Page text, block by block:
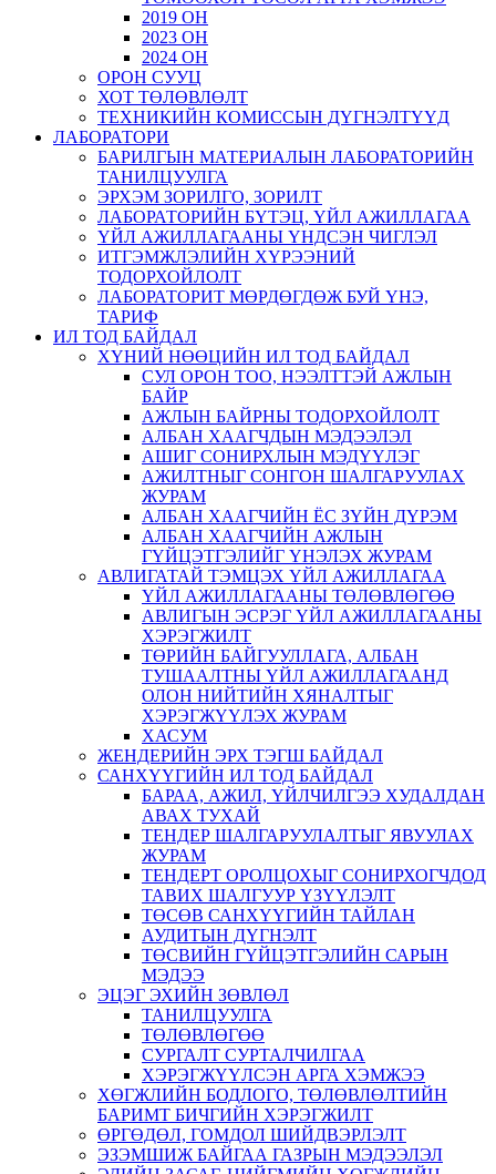
2019 ОН
2023 ОН
2024 ОН
ОРОН СУУЦ
ХОТ ТӨЛӨВЛӨЛТ
ТЕХНИКИЙН КОМИССЫН ДҮГНЭЛТҮҮД
ЛАБОРАТОРИ
БАРИЛГЫН МАТЕРИАЛЫН ЛАБОРАТОРИЙН
ТАНИЛЦУУЛГА
ЭРХЭМ ЗОРИЛГО, ЗОРИЛТ
ЛАБОРАТОРИЙН БҮТЭЦ, ҮЙЛ АЖИЛЛАГАА
ҮЙЛ АЖИЛЛАГААНЫ ҮНДСЭН ЧИГЛЭЛ
ИТГЭМЖЛЭЛИЙН ХҮРЭЭНИЙ
ТОДОРХОЙЛОЛТ
ЛАБОРАТОРИТ МӨРДӨГДӨЖ БУЙ ҮНЭ,
ТАРИФ
ИЛ ТОД БАЙДАЛ
ХҮНИЙ НӨӨЦИЙН ИЛ ТОД БАЙДАЛ
СУЛ ОРОН ТОО, НЭЭЛТТЭЙ АЖЛЫН
БАЙР
АЖЛЫН БАЙРНЫ ТОДОРХОЙЛОЛТ
АЛБАН ХААГЧДЫН МЭДЭЭЛЭЛ
АШИГ СОНИРХЛЫН МЭДҮҮЛЭГ
АЖИЛТНЫГ СОНГОН ШАЛГАРУУЛАХ
ЖУРАМ
АЛБАН ХААГЧИЙН ЁС ЗҮЙН ДҮРЭМ
АЛБАН ХААГЧИЙН АЖЛЫН
ГҮЙЦЭТГЭЛИЙГ ҮНЭЛЭХ ЖУРАМ
АВЛИГАТАЙ ТЭМЦЭХ ҮЙЛ АЖИЛЛАГАА
ҮЙЛ АЖИЛЛАГААНЫ ТӨЛӨВЛӨГӨӨ
АВЛИГЫН ЭСРЭГ ҮЙЛ АЖИЛЛАГААНЫ
ХЭРЭГЖИЛТ
ТӨРИЙН БАЙГУУЛЛАГА, АЛБАН
ТУШААЛТНЫ ҮЙЛ АЖИЛЛАГААНД
ОЛОН НИЙТИЙН ХЯНАЛТЫГ
ХЭРЭГЖҮҮЛЭХ ЖУРАМ
ХАСУМ
ЖЕНДЕРИЙН ЭРХ ТЭГШ БАЙДАЛ
САНХҮҮГИЙН ИЛ ТОД БАЙДАЛ
БАРАА, АЖИЛ, ҮЙЛЧИЛГЭЭ ХУДАЛДАН
АВАХ ТУХАЙ
ТЕНДЕР ШАЛГАРУУЛАЛТЫГ ЯВУУЛАХ
ЖУРАМ
ТЕНДЕРТ ОРОЛЦОХЫГ СОНИРХОГЧДОД
ТАВИХ ШАЛГУУР ҮЗҮҮЛЭЛТ
ТӨСӨВ САНХҮҮГИЙН ТАЙЛАН
АУДИТЫН ДҮГНЭЛТ
ТӨСВИЙН ГҮЙЦЭТГЭЛИЙН САРЫН
МЭДЭЭ
ЭЦЭГ ЭХИЙН ЗӨВЛӨЛ
ТАНИЛЦУУЛГА
ТӨЛӨВЛӨГӨӨ
СУРГАЛТ СУРТАЛЧИЛГАА
ХЭРЭГЖҮҮЛСЭН АРГА ХЭМЖЭЭ
ХӨГЖЛИЙН БОДЛОГО, ТӨЛӨВЛӨЛТИЙН
БАРИМТ БИЧГИЙН ХЭРЭГЖИЛТ
ӨРГӨДӨЛ, ГОМДОЛ ШИЙДВЭРЛЭЛТ
ЭЗЭМШИЖ БАЙГАА ГАЗРЫН МЭДЭЭЛЭЛ